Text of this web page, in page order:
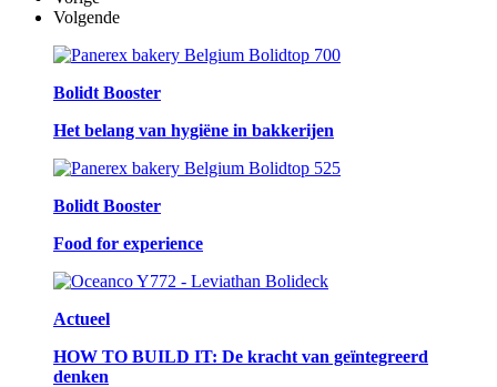
Volgende
Bolidt Booster
Het belang van hygiëne in bakkerijen
Bolidt Booster
Food for experience
Actueel
HOW TO BUILD IT: De kracht van geïntegreerd
denken